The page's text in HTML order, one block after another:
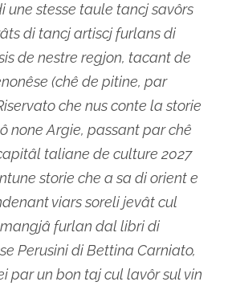
une stesse taule tancj savôrs
di tancj artiscj furlans di
de nestre regjon, tacant de
(chê de pitine, par
che nus conte la storie
none Argie, passant par chê
taliane de culture 2027
storie che a sa di orient e
viars soreli jevât cul
furlan dal libri di
Perusini di Bettina Carniato,
par un bon taj cul lavôr sul vin